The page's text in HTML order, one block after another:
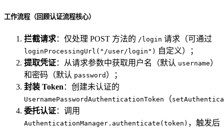
工作流程（回顾认证流程核心）
拦截请求：仅处理 POST 方法的 /login 请求（可通过
loginProcessingUrl("/user/login") 自定义）；
提取凭证：从请求参数中获取用户名（默认 username）
和密码（默认 password ）；
封装 Token ：创建未认证的
UsernamePasswordAuthenticationToken （
委托认证：调用
AuthenticationManager.authenticate(token) ，触发后